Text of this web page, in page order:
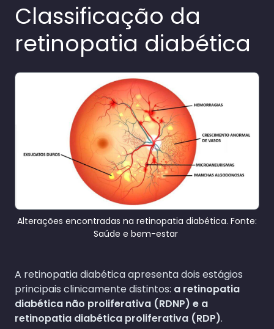
Classificação da
retinopatia diabética
Alterações encontradas na retinopatia diabética. Fonte:
Saúde e bem-estar
A retinopatia diabética apresenta dois estágios
principais clinicamente distintos: a retinopatia
diabética não proliferativa (RDNP) e a
retinopatia diabética proliferativa (RDP).